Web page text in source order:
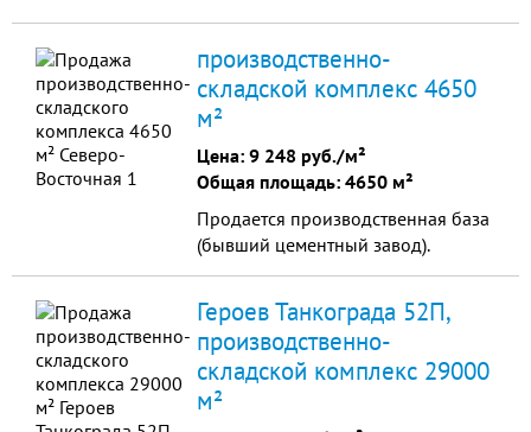
развивайся.Торг
производственно-
складской комплекс 4650
м²
Цена: 9 248 руб./м²
Общая площадь: 4650 м²
Продается производственная база
(бывший цементный завод).
Героев Танкограда 52П,
производственно-
складской комплекс 29000
м²